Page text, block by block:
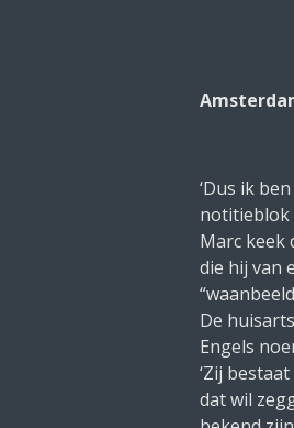
‘Dus ik
notitieblok
Marc keek
die hij van
De
Engels
‘Zij
dat wil